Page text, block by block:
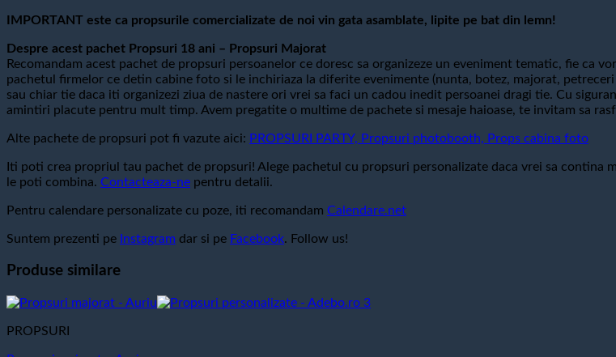
IMPORTANT este ca propsurile comercializate de noi vin gata asamblate, lipite pe bat din lemn!
Despre acest pachet Propsuri 18 ani – Propsuri Majorat
Recomandam acest pachet de propsuri persoanelor ce doresc sa organizeze un eveniment tematic, fie ca
pachetul firmelor ce detin cabine foto si le inchiriaza la diferite evenimente (nunta, botez, majorat,
sau chiar tie daca iti organizezi ziua de nastere ori vrei sa faci un cadou inedit persoanei dragi tie. Cu
amintiri placute pentru mult timp. Avem pregatite o multime de pachete si mesaje haioase, te invitam sa
Alte pachete de propsuri pot fi vazute aici: PROPSURI PARTY, Propsuri photobooth, Props cabina foto
Iti poti crea propriul tau pachet de propsuri! Alege pachetul cu propsuri personalizate daca vrei sa contina
le poti combina. Contacteaza-ne pentru detalii.
Pentru calendare personalizate cu poze, iti recomandam Calendare.net
Suntem prezenti pe Instagram dar si pe Facebook. Follow us!
Produse similare
PROPSURI